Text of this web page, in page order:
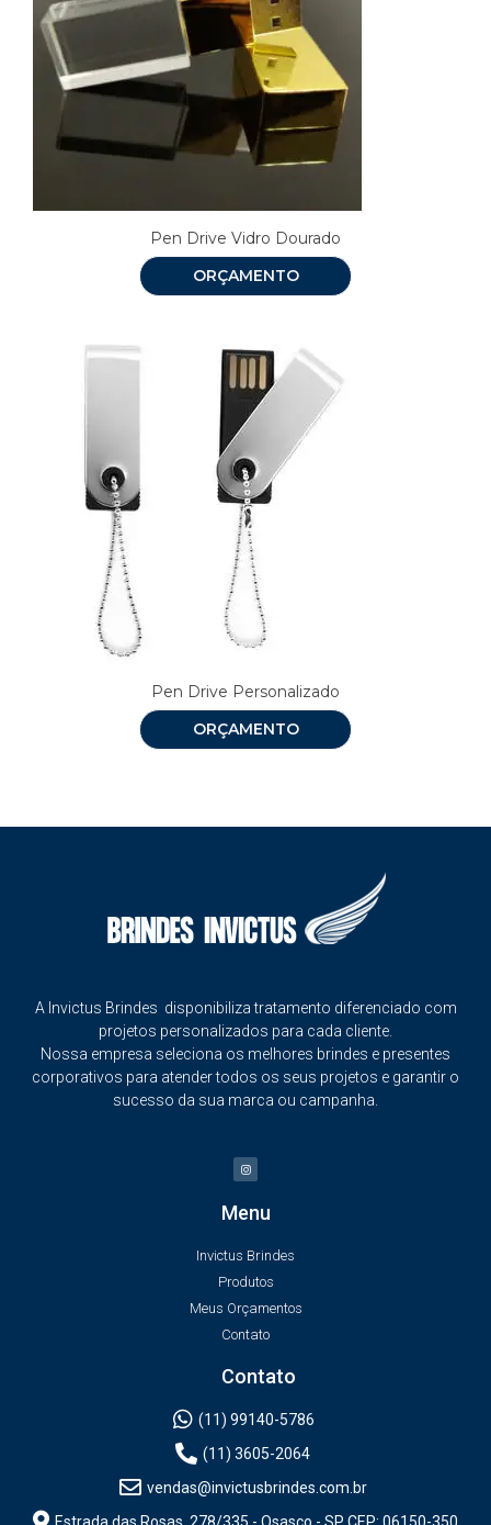
Pen Drive Vidro Dourado
ORÇAMENTO
Pen Drive Personalizado
ORÇAMENTO
A Invictus Brindes disponibiliza tratamento diferenciado com
projetos personalizados para cada cliente.
Nossa empresa seleciona os melhores brindes e presentes
corporativos para atender todos os seus projetos e garantir o
sucesso da sua marca ou campanha.
Menu
Invictus Brindes
Produtos
Meus Orçamentos
Contato
Contato
(11) 99140-5786
(11) 3605-2064
vendas@invictusbrindes.com.br
Estrada das Rosas, 278/335 - Osasco - SP CEP: 06150-350